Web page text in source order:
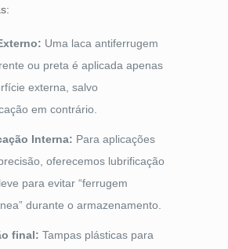
Uma laca antiferrugem
ou preta é aplicada apenas
externa, salvo
em contrário.
Interna: Para aplicações
oferecemos lubrificação
para evitar “ferrugem
durante o armazenamento.
final: Tampas plásticas para